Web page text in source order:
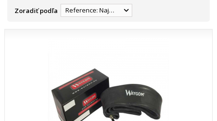
Zoradiť podľa Reference: Najnižšia